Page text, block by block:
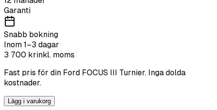
Garanti
Snabb bokning
Inom 1–3 dagar
3 700 krinkl. moms
Fast pris för din Ford FOCUS III Turnier. Inga dolda
kostnader.
Lägg i varukorg